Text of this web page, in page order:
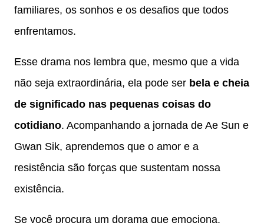
familiares, os sonhos e os desafios que todos
enfrentamos.
Esse drama nos lembra que, mesmo que a vida
não seja extraordinária, ela pode ser bela e cheia
de significado nas pequenas coisas do
cotidiano. Acompanhando a jornada de Ae Sun e
Gwan Sik, aprendemos que o amor e a
resistência são forças que sustentam nossa
existência.
Se você procura um dorama que emociona,